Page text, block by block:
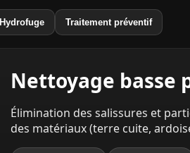
Hydrofuge Traitement préventif
Nettoyage basse
Élimination des salissures et
des matériaux (terre cuite,